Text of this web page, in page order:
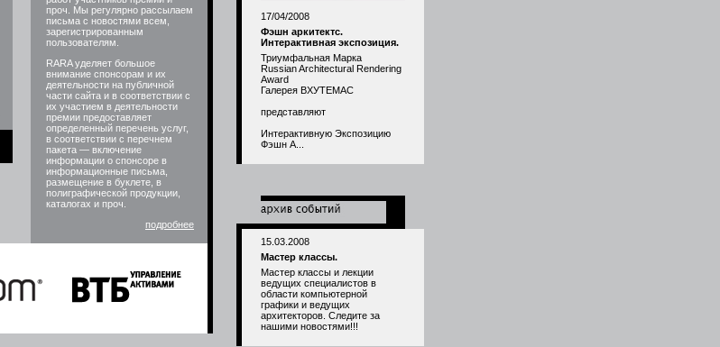
проч. Мы регулярно рассылаем
письма с новостями всем,
зарегистрированным
пользователям.
RARA уделяет большое
внимание спонсорам и их
деятельности на публичной
части сайта и в соответствии с
их участием в деятельности
премии предоставляет
определенный перечень услуг,
в соответствии с перечнем
пакета — включение
информации о спонсоре в
информационные письма,
размещение в буклете, в
полиграфической продукции,
каталогах и проч.
подробнее
17/04/2008
Фэшн аркитектс.
Интерактивная экспозиция.
Триумфальная Марка
Russian Architectural Rendering
Award
Галерея ВХУТЕМАС
представляют
Интерактивную Экспозицию
Фэшн А...
15.03.2008
Мастер классы.
Мастер классы и лекции
ведущих специалистов в
области компьютерной
графики и ведущих
архитекторов. Следите за
нашими новостями!!!